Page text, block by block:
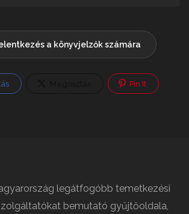
a könyvjelzők számára
Pin It
legátfogóbb temetkezési
bemutató gyűjtőoldala,